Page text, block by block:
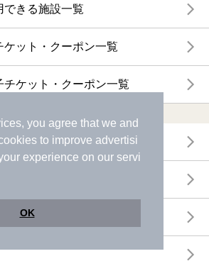
you agree that we and
to improve advertisi
experience on our servi
OK
できる施設一覧
ケット・クーポン一覧
チケット・クーポン一覧
ュース